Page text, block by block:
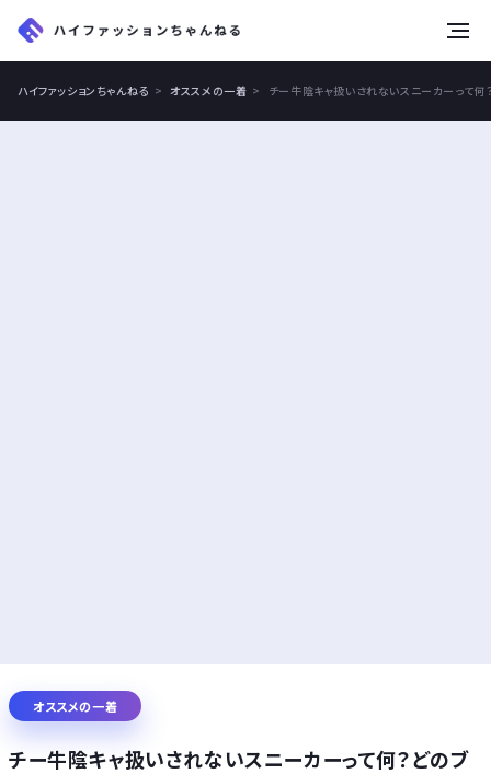
ハイファッションちゃんねる オススメの一着 チー牛陰キャ扱いされないスニーカーって
オススメの一着
チー牛陰キャ扱いされないスニーカーって何？どのブ